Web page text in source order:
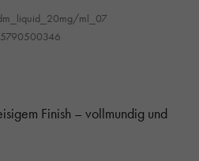
ml_07
Finish – vollmundig und